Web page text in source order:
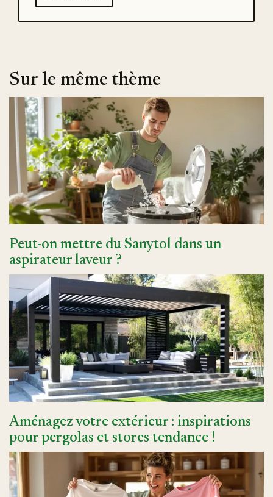
Sur le même thème
Peut-on mettre du Sanytol dans un
aspirateur laveur ?
Aménagez votre extérieur : inspirations
pour pergolas et stores tendance !